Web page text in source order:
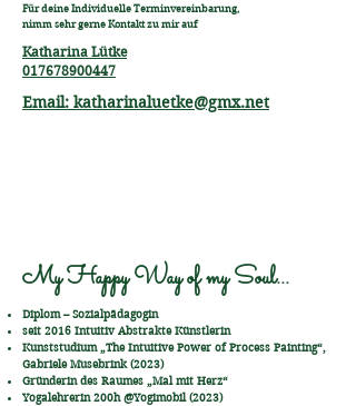
Für deine Individuelle Terminvereinbarung,
nimm sehr gerne Kontakt zu mir auf
Katharina Lütke
017678900447
Email: katharinaluetke@gmx.net
My Happy Way of my Soul...
Diplom – Sozialpädagogin
seit 2016 Intuitiv Abstrakte Künstlerin
Kunststudium „The Intuitive Power of Process Painting“,
Gabriele Musebrink (2023)
Gründerin des Raumes „Mal mit Herz“
Yogalehrerin 200h @Yogimobil (2023)